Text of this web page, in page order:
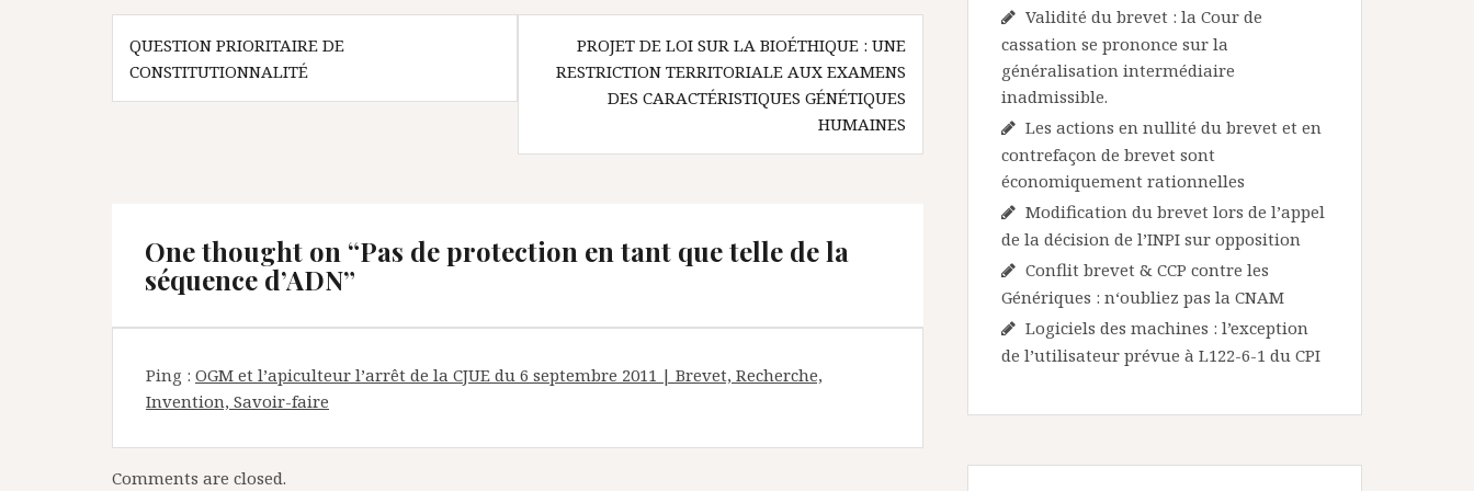
Navigation
de
l’article
QUESTION PRIORITAIRE DE
CONSTITUTIONNALITÉ
PROJET DE LOI SUR LA BIOÉTHIQUE : UNE
RESTRICTION TERRITORIALE AUX EXAMENS
DES CARACTÉRISTIQUES GÉNÉTIQUES
HUMAINES
One thought on “Pas de protection en tant que telle de la
séquence d’ADN”
Ping : OGM et l’apiculteur l’arrêt de la CJUE du 6 septembre 2011 | Brevet, Recherche,
Invention, Savoir-faire
Comments are closed.
Validité du brevet : la Cour de
cassation se prononce sur la
généralisation intermédiaire
inadmissible.
Les actions en nullité du brevet et en
contrefaçon de brevet sont
économiquement rationnelles
Modification du brevet lors de l’appel
de la décision de l’INPI sur opposition
Conflit brevet & CCP contre les
Génériques : n‘oubliez pas la CNAM
Logiciels des machines : l’exception
de l’utilisateur prévue à L122-6-1 du CPI